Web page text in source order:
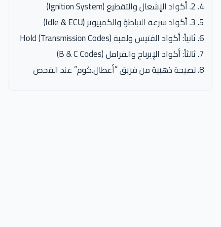
2. أكواد الإشعال والتقطيع (Ignition System)
3. أكواد سرعة التباطؤ والكمبيوتر (Idle & ECU)
ثانياً: أكواد الفتيس ولمبة Hold (Transmission Codes)
ثالثاً: أكواد الإيرباج والفرامل (B & C Codes)
نصيحة ذهبية من فريق “أعطال.كوم” عند الفحص